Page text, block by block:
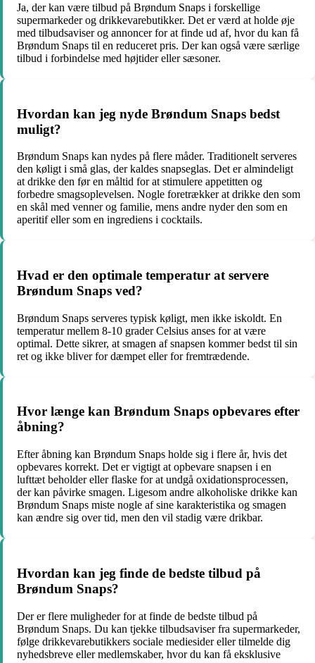
Ja, der kan være tilbud på Brøndum Snaps i forskellige
supermarkeder og drikkevarebutikker. Det er værd at holde øje
med tilbudsaviser og annoncer for at finde ud af, hvor du kan få
Brøndum Snaps til en reduceret pris. Der kan også være særlige
tilbud i forbindelse med højtider eller sæsoner.
Hvordan kan jeg nyde Brøndum Snaps bedst
muligt?
Brøndum Snaps kan nydes på flere måder. Traditionelt serveres
den køligt i små glas, der kaldes snapseglas. Det er almindeligt
at drikke den før en måltid for at stimulere appetitten og
forbedre smagsoplevelsen. Nogle foretrækker at drikke den som
en skål med venner og familie, mens andre nyder den som en
aperitif eller som en ingrediens i cocktails.
Hvad er den optimale temperatur at servere
Brøndum Snaps ved?
Brøndum Snaps serveres typisk køligt, men ikke iskoldt. En
temperatur mellem 8-10 grader Celsius anses for at være
optimal. Dette sikrer, at smagen af snapsen kommer bedst til sin
ret og ikke bliver for dæmpet eller for fremtrædende.
Hvor længe kan Brøndum Snaps opbevares efter
åbning?
Efter åbning kan Brøndum Snaps holde sig i flere år, hvis det
opbevares korrekt. Det er vigtigt at opbevare snapsen i en
lufttæt beholder eller flaske for at undgå oxidationsprocessen,
der kan påvirke smagen. Ligesom andre alkoholiske drikke kan
Brøndum Snaps miste nogle af sine karakteristika og smagen
kan ændre sig over tid, men den vil stadig være drikbar.
Hvordan kan jeg finde de bedste tilbud på
Brøndum Snaps?
Der er flere muligheder for at finde de bedste tilbud på
Brøndum Snaps. Du kan tjekke tilbudsaviser fra supermarkeder,
følge drikkevarebutikkers sociale mediesider eller tilmelde dig
nyhedsbreve eller medlemskaber, hvor du kan få eksklusive